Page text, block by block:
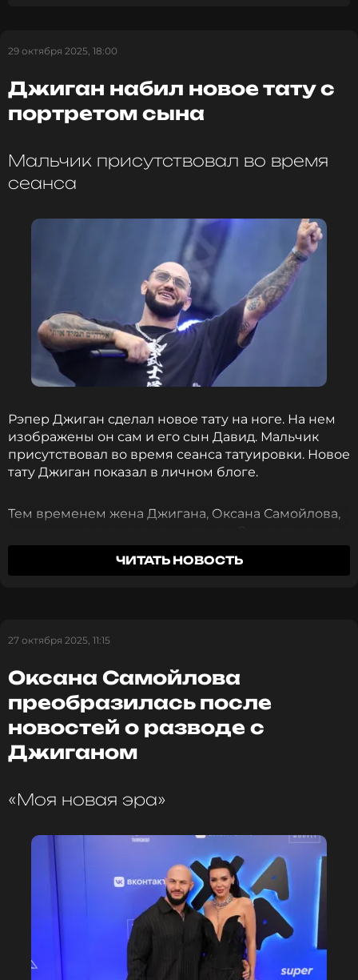
Читайте нас в ВКонтакте, чтобы
оставаться в курсе событий
ПОДПИСАТЬСЯ
29 октября 2025, 18:00
Джиган набил новое тату с
портретом сына
Мальчик присутствовал во время
сеанса
Рэпер Джиган сделал новое тату на ноге. На нем
изображены он сам и его сын Давид. Мальчик
присутствовал во время сеанса татуировки. Новое
тату Джиган показал в личном блоге.
Тем временем жена Джигана, Оксана Самойлова,
ее мужу нужно повзрослеть, и на это уйдет пара
Самойлова добавила, что если рэпер изменится,
это будет заметно всем. Она не виделась с мужем
больше месяца.
Джиган
Биография, последние новости
Пара разводится после 13 лет брака. Заявление
было подано 6 октября. У них четверо детей и
недвижимость в России и за рубежом.
ФОТО: ТАСС
ЧИТАТЬ НОВОСТЬ
27 октября 2025, 11:15
Оксана Самойлова
преобразилась после
новостей о разводе с
Джиганом
«Моя новая эра»